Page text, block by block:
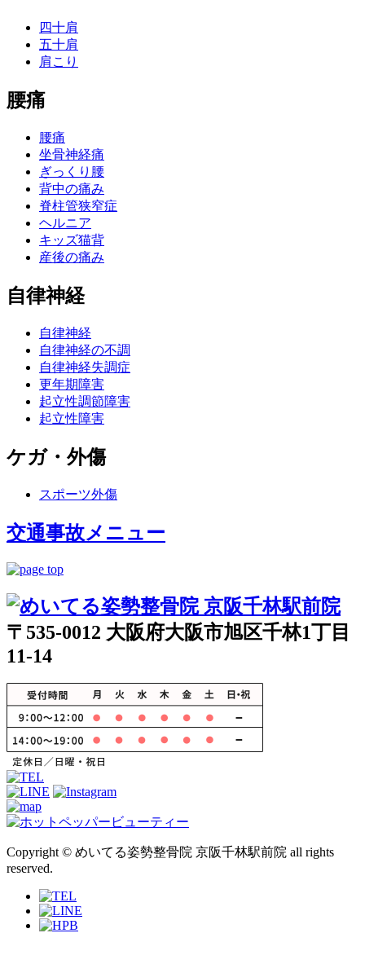
四十肩
五十肩
肩こり
腰痛
腰痛
坐骨神経痛
ぎっくり腰
背中の痛み
脊柱管狭窄症
ヘルニア
キッズ猫背
産後の痛み
自律神経
自律神経
自律神経の不調
自律神経失調症
更年期障害
起立性調節障害
起立性障害
ケガ・外傷
スポーツ外傷
交通事故メニュー
〒535-0012 大阪府大阪市旭区千林1丁目
11-14
Copyright © めいてる姿勢整骨院 京阪千林駅前院 all rights
reserved.